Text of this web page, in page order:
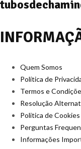
Quem Somos
Política de
Termos e
Resolução
Politica de Cookies
Perguntas
Informações